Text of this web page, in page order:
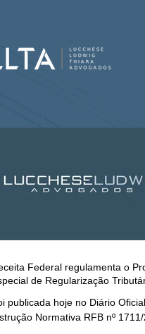
Federal regulamenta o
de Regularização
publicada hoje no Diário Oficial
Normativa RFB nº